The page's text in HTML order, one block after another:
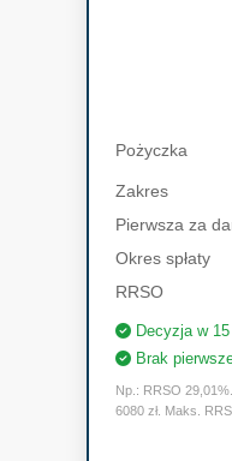
Pożyczka
Zakres
Pierwsza za
Okres spłaty
RRSO
Decyzja w
Brak
Np.: RRSO
6080 zł. Maks.